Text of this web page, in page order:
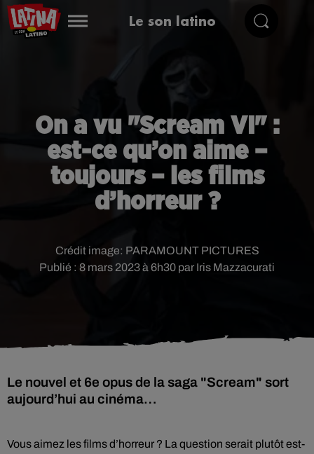
Le son latino
On a vu "Scream VI" :
est-ce qu’on aime –
toujours – les films
d’horreur ?
Publié : 8 mars 2023 à 6h30 par Iris Mazzacurati
Crédit image: PARAMOUNT PICTURES
Le nouvel et 6e opus de la saga "Scream" sort
aujourd’hui au cinéma…
Vous aimez les films d’horreur ? La question serait plutôt est-